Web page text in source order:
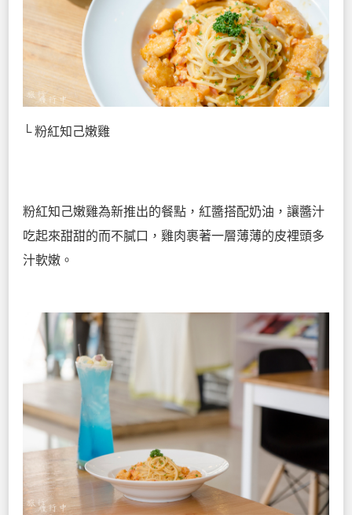
└ 粉紅知己嫩雞
粉紅知己嫩雞為新推出的餐點，紅醬搭配奶油，讓醬汁
吃起來甜甜的而不膩口，雞肉裹著一層薄薄的皮裡頭多
汁軟嫩。